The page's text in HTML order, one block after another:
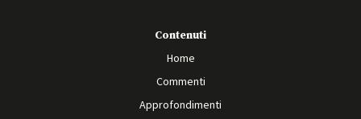
Contenuti
Home
Commenti
Approfondimenti